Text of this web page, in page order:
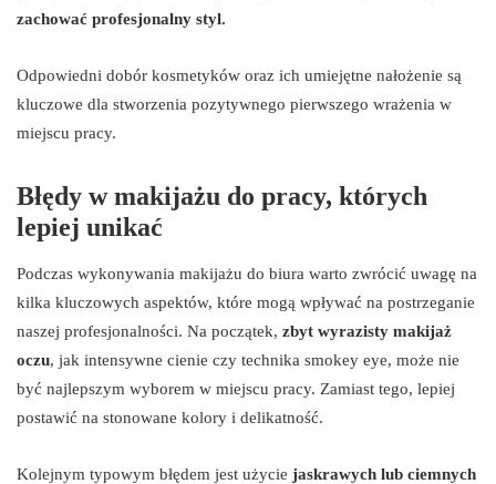
zachować profesjonalny styl.
Odpowiedni dobór kosmetyków oraz ich umiejętne nałożenie są
kluczowe dla stworzenia pozytywnego pierwszego wrażenia w
miejscu pracy.
Błędy w makijażu do pracy, których
lepiej unikać
Podczas wykonywania makijażu do biura warto zwrócić uwagę na
kilka kluczowych aspektów, które mogą wpływać na postrzeganie
naszej profesjonalności. Na początek, zbyt wyrazisty makijaż
oczu, jak intensywne cienie czy technika smokey eye, może nie
być najlepszym wyborem w miejscu pracy. Zamiast tego, lepiej
postawić na stonowane kolory i delikatność.
Kolejnym typowym błędem jest użycie jaskrawych lub ciemnych